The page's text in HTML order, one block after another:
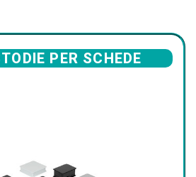
PER SCHEDE